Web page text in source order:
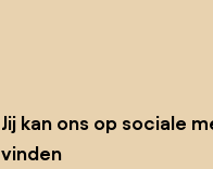
Jij kan ons op sociale
vinden